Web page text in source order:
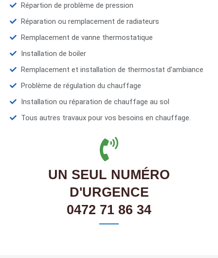
Répartion de problème de pression
Réparation ou remplacement de radiateurs
Remplacement de vanne thermostatique
Installation de boiler
Remplacement et installation de thermostat d'ambiance
Problème de régulation du chauffage
Installation ou réparation de chauffage au sol
Tous autres travaux pour vos besoins en chauffage.
UN SEUL NUMÉRO
D'URGENCE
0472 71 86 34